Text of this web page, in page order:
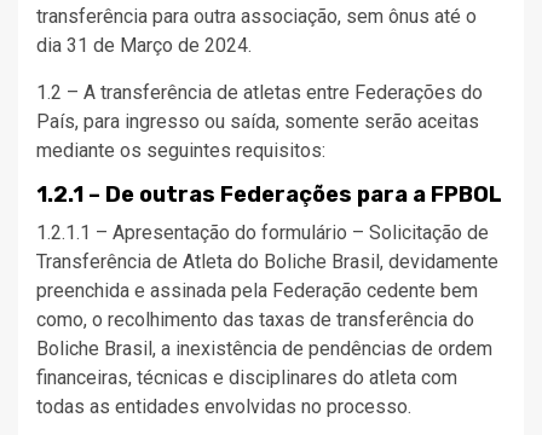
transferência para outra associação, sem ônus até o
dia 31 de Março de 2024.
1.2 – A transferência de atletas entre Federações do
País, para ingresso ou saída, somente serão aceitas
mediante os seguintes requisitos:
1.2.1 – De outras Federações para a FPBOL
1.2.1.1 – Apresentação do formulário – Solicitação de
Transferência de Atleta do Boliche Brasil, devidamente
preenchida e assinada pela Federação cedente bem
como, o recolhimento das taxas de transferência do
Boliche Brasil, a inexistência de pendências de ordem
financeiras, técnicas e disciplinares do atleta com
todas as entidades envolvidas no processo.